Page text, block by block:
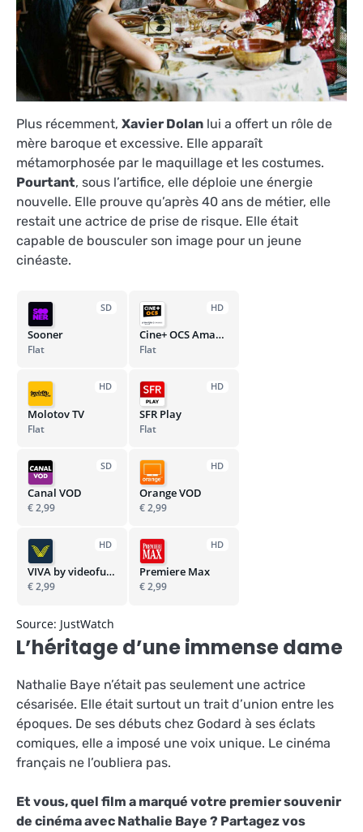
Plus récemment, Xavier Dolan lui a offert un rôle de
mère baroque et excessive. Elle apparaît
métamorphosée par le maquillage et les costumes.
Pourtant, sous l’artifice, elle déploie une énergie
nouvelle. Elle prouve qu’après 40 ans de métier, elle
restait une actrice de prise de risque. Elle était
capable de bousculer son image pour un jeune
cinéaste.
SD
Sooner
Flat
HD
Cine+ OCS Amazon Channel
Flat
HD
Molotov TV
Flat
HD
SFR Play
Flat
SD
Canal VOD
€ 2,99
HD
Orange VOD
€ 2,99
HD
VIVA by videofutur
€ 2,99
HD
Premiere Max
€ 2,99
Source: JustWatch
L’héritage d’une immense dame
Nathalie Baye n’était pas seulement une actrice
césarisée. Elle était surtout un trait d’union entre les
époques. De ses débuts chez Godard à ses éclats
comiques, elle a imposé une voix unique. Le cinéma
français ne l’oubliera pas.
Et vous, quel film a marqué votre premier souvenir
de cinéma avec Nathalie Baye ? Partagez vos